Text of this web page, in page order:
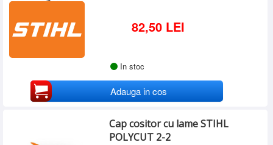
82,50 LEI
In stoc
Adauga in cos
Cap cositor cu lame STIHL
POLYCUT 2-2